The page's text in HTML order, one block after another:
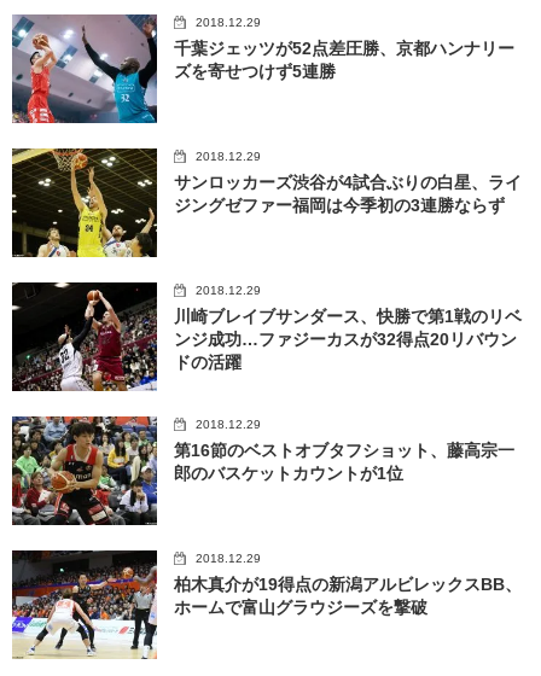
2018.12.29
千葉ジェッツが52点差圧勝、京都ハンナリー
ズを寄せつけず5連勝
2018.12.29
サンロッカーズ渋谷が4試合ぶりの白星、ライ
ジングゼファー福岡は今季初の3連勝ならず
2018.12.29
川崎ブレイブサンダース、快勝で第1戦のリベ
ンジ成功…ファジーカスが32得点20リバウン
ドの活躍
2018.12.29
第16節のベストオブタフショット、藤高宗一
郎のバスケットカウントが1位
2018.12.29
柏木真介が19得点の新潟アルビレックスBB、
ホームで富山グラウジーズを撃破